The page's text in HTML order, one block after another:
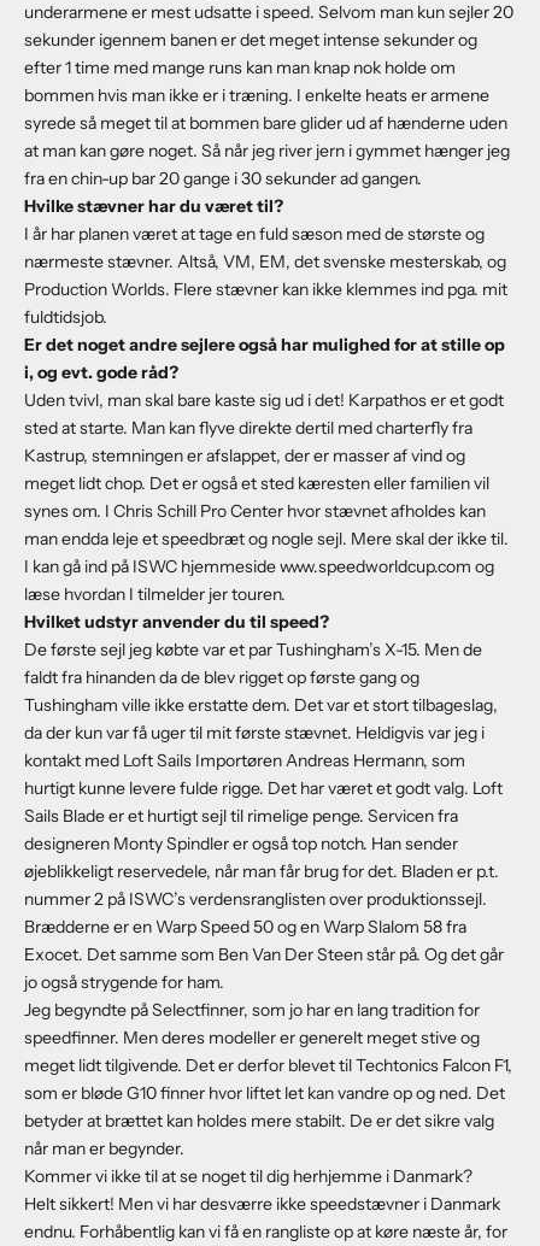
underarmene er mest udsatte i speed. Selvom man kun sejler 20
sekunder igennem banen er det meget intense sekunder og
efter 1 time med mange runs kan man knap nok holde om
bommen hvis man ikke er i træning. I enkelte heats er armene
syrede så meget til at bommen bare glider ud af hænderne uden
at man kan gøre noget. Så når jeg river jern i gymmet hænger jeg
fra en chin-up bar 20 gange i 30 sekunder ad gangen.
Hvilke stævner har du været til?
I år har planen været at tage en fuld sæson med de største og
nærmeste stævner. Altså, VM, EM, det svenske mesterskab, og
Production Worlds. Flere stævner kan ikke klemmes ind pga. mit
fuldtidsjob.
Er det noget andre sejlere også har mulighed for at stille op
i, og evt. gode råd?
Uden tvivl, man skal bare kaste sig ud i det! Karpathos er et godt
sted at starte. Man kan flyve direkte dertil med charterfly fra
Kastrup, stemningen er afslappet, der er masser af vind og
meget lidt chop. Det er også et sted kæresten eller familien vil
synes om. I Chris Schill Pro Center hvor stævnet afholdes kan
man endda leje et speedbræt og nogle sejl. Mere skal der ikke til.
I kan gå ind på ISWC hjemmeside www.speedworldcup.com og
læse hvordan I tilmelder jer touren.
Hvilket udstyr anvender du til speed?
De første sejl jeg købte var et par Tushingham’s X-15. Men de
faldt fra hinanden da de blev rigget op første gang og
Tushingham ville ikke erstatte dem. Det var et stort tilbageslag,
da der kun var få uger til mit første stævnet. Heldigvis var jeg i
kontakt med Loft Sails Importøren Andreas Hermann, som
hurtigt kunne levere fulde rigge. Det har været et godt valg. Loft
Sails Blade er et hurtigt sejl til rimelige penge. Servicen fra
designeren Monty Spindler er også top notch. Han sender
øjeblikkeligt reservedele, når man får brug for det. Bladen er p.t.
nummer 2 på ISWC’s verdensranglisten over produktionssejl.
Brædderne er en Warp Speed 50 og en Warp Slalom 58 fra
Exocet. Det samme som Ben Van Der Steen står på. Og det går
jo også strygende for ham.
Jeg begyndte på Selectfinner, som jo har en lang tradition for
speedfinner. Men deres modeller er generelt meget stive og
meget lidt tilgivende. Det er derfor blevet til Techtonics Falcon F1,
som er bløde G10 finner hvor liftet let kan vandre op og ned. Det
betyder at brættet kan holdes mere stabilt. De er det sikre valg
når man er begynder.
Kommer vi ikke til at se noget til dig herhjemme i Danmark?
Helt sikkert! Men vi har desværre ikke speedstævner i Danmark
endnu. Forhåbentlig kan vi få en rangliste op at køre næste år, for